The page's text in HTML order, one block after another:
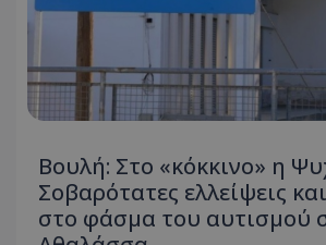
Βουλή: Στο «κόκκινο» η
Σοβαρότατες ελλείψεις
στο φάσμα του αυτισμού